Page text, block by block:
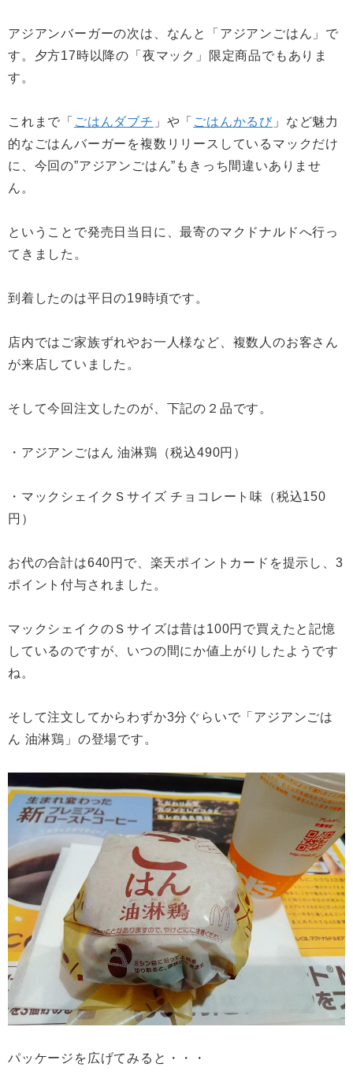
アジアンバーガーの次は、なんと「アジアンごはん」で
す。夕方17時以降の「夜マック」限定商品でもありま
す。
これまで「 ごはんダブチ 」や「 ごはんかるび 」など魅力
的なごはんバーガーを複数リリースしているマックだけ
に、今回の”アジアンごはん”もきっち間違いありませ
ん。
ということで発売日当日に、最寄のマクドナルドへ行っ
てきました。
到着したのは平日の19時頃です。
店内ではご家族ずれやお一人様など、複数人のお客さん
が来店していました。
そして今回注文したのが、下記の２品です。
・アジアンごはん 油淋鶏（税込490円）
・マックシェイクＳサイズ チョコレート味（税込150
円）
お代の合計は640円で、楽天ポイントカードを提示し、3
ポイント付与されました。
マックシェイクのＳサイズは昔は100円で買えたと記憶
しているのですが、いつの間にか値上がりしたようです
ね。
そして注文してからわずか3分ぐらいで「アジアンごは
ん 油淋鶏」の登場です。
パッケージを広げてみると・・・